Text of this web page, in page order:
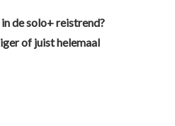
de solo+ reistrend?
of juist helemaal